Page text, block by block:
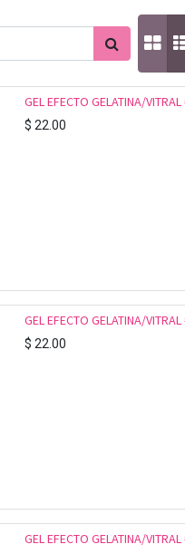
GEL EFECTO GELATINA/
$ 22.00
GEL EFECTO GELATINA/
$ 22.00
GEL EFECTO GELATINA/